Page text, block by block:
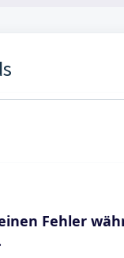
Fehler